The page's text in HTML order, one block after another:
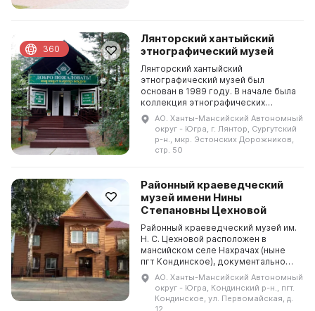
Лянторский хантыйский
этнографический музей
Лянторский хантыйский
этнографический музей был
основан в 1989 году. В начале была
коллекция этнографических
предметов Александра Куликова,
этнографа по профессии. В январе
1990 года Анатолий Субботин...
АО. Ханты-Мансийский Автономный
округ - Югра, г. Лянтор, Сургутский
р-н., мкр. Эстонских Дорожников,
стр. 50
360
Районный краеведческий
музей имени Нины
Степановны Цехновой
Районный краеведческий музей им.
Н. С. Цехновой расположен в
мансийском селе Нахрачах (ныне
пгт Кондинское), документально
упоминаемом с 1714 г.
Археологические памятники в
окрестностях говорят о том,...
АО. Ханты-Мансийский Автономный
округ - Югра, Кондинский р-н., пгт.
Кондинское, ул. Первомайская, д.